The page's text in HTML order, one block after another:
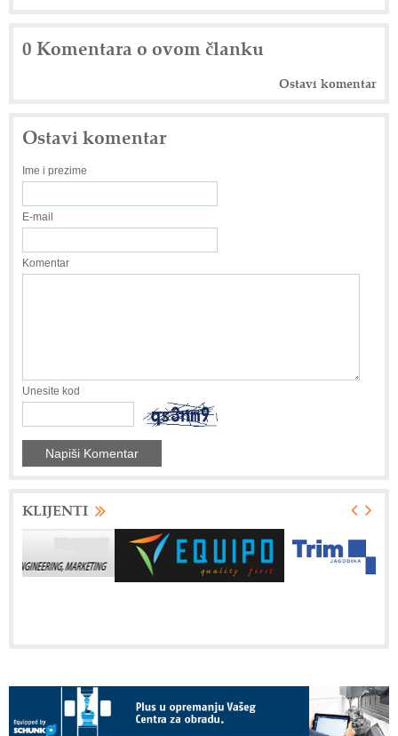
0 Komentara o ovom članku
Ostavi komentar
Ostavi komentar
Ime i prezime
E-mail
Komentar
Unesite kod
KLIJENTI